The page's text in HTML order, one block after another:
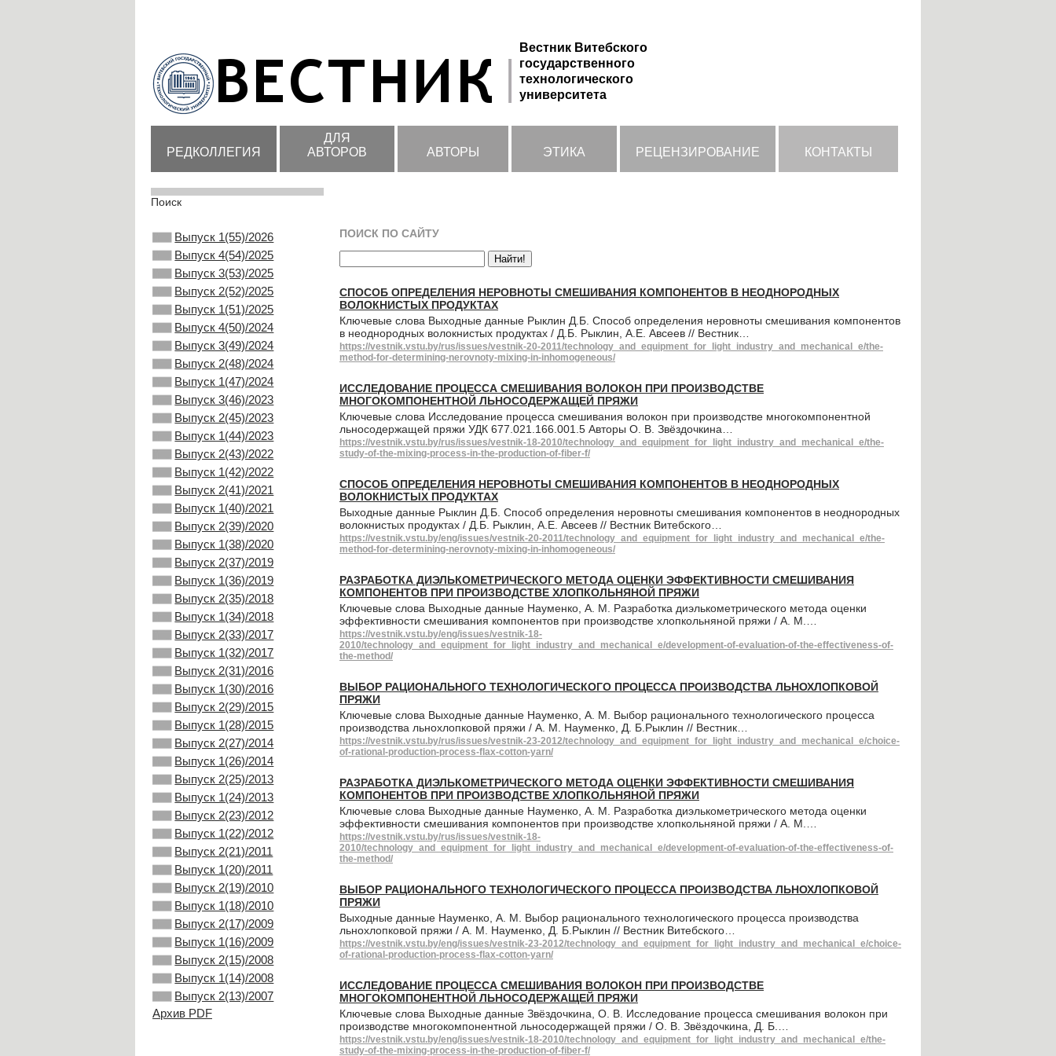
Вестник Витебского
государственного
технологического
университета
РЕДКОЛЛЕГИЯ
ДЛЯ
АВТОРОВ
АВТОРЫ ЭТИКА РЕЦЕНЗИРОВАНИЕ КОНТАКТЫ
Поиск
Выпуск 1(55)/2026
Выпуск 4(54)/2025
Выпуск 3(53)/2025
Выпуск 2(52)/2025
Выпуск 1(51)/2025
Выпуск 4(50)/2024
Выпуск 3(49)/2024
Выпуск 2(48)/2024
Выпуск 1(47)/2024
Выпуск 3(46)/2023
Выпуск 2(45)/2023
Выпуск 1(44)/2023
Выпуск 2(43)/2022
Выпуск 1(42)/2022
Выпуск 2(41)/2021
Выпуск 1(40)/2021
Выпуск 2(39)/2020
Выпуск 1(38)/2020
Выпуск 2(37)/2019
Выпуск 1(36)/2019
Выпуск 2(35)/2018
Выпуск 1(34)/2018
Выпуск 2(33)/2017
Выпуск 1(32)/2017
Выпуск 2(31)/2016
Выпуск 1(30)/2016
Выпуск 2(29)/2015
Выпуск 1(28)/2015
Выпуск 2(27)/2014
Выпуск 1(26)/2014
Выпуск 2(25)/2013
Выпуск 1(24)/2013
Выпуск 2(23)/2012
Выпуск 1(22)/2012
Выпуск 2(21)/2011
Выпуск 1(20)/2011
Выпуск 2(19)/2010
Выпуск 1(18)/2010
Выпуск 2(17)/2009
Выпуск 1(16)/2009
Выпуск 2(15)/2008
Выпуск 1(14)/2008
Выпуск 2(13)/2007
Архив PDF
ПОИСК ПО САЙТУ
СПОСОБ ОПРЕДЕЛЕНИЯ НЕРОВНОТЫ СМЕШИВАНИЯ КОМПОНЕНТОВ В НЕОДНОРОДНЫХ
ВОЛОКНИСТЫХ ПРОДУКТАХ
Ключевые слова Выходные данные Рыклин Д.Б. Способ определения неровноты смешивания компонентов
в неоднородных волокнистых продуктах / Д.Б. Рыклин, А.Е. Авсеев // Вестник…
https://vestnik.vstu.by/rus/issues/vestnik-20-2011/technology_and_equipment_for_light_industry_and_mechanical_e/the-
method-for-determining-nerovnoty-mixing-in-inhomogeneous/
ИССЛЕДОВАНИЕ ПРОЦЕССА СМЕШИВАНИЯ ВОЛОКОН ПРИ ПРОИЗВОДСТВЕ
МНОГОКОМПОНЕНТНОЙ ЛЬНОСОДЕРЖАЩЕЙ ПРЯЖИ
Ключевые слова Исследование процесса смешивания волокон при производстве многокомпонентной
льносодержащей пряжи УДК 677.021.166.001.5 Авторы О. В. Звёздочкина…
https://vestnik.vstu.by/rus/issues/vestnik-18-2010/technology_and_equipment_for_light_industry_and_mechanical_e/the-
study-of-the-mixing-process-in-the-production-of-fiber-f/
СПОСОБ ОПРЕДЕЛЕНИЯ НЕРОВНОТЫ СМЕШИВАНИЯ КОМПОНЕНТОВ В НЕОДНОРОДНЫХ
ВОЛОКНИСТЫХ ПРОДУКТАХ
Выходные данные Рыклин Д.Б. Способ определения неровноты смешивания компонентов в неоднородных
волокнистых продуктах / Д.Б. Рыклин, А.Е. Авсеев // Вестник Витебского…
https://vestnik.vstu.by/eng/issues/vestnik-20-2011/technology_and_equipment_for_light_industry_and_mechanical_e/the-
method-for-determining-nerovnoty-mixing-in-inhomogeneous/
РАЗРАБОТКА ДИЭЛЬКОМЕТРИЧЕСКОГО МЕТОДА ОЦЕНКИ ЭФФЕКТИВНОСТИ СМЕШИВАНИЯ
КОМПОНЕНТОВ ПРИ ПРОИЗВОДСТВЕ ХЛОПКОЛЬНЯНОЙ ПРЯЖИ
Ключевые слова Выходные данные Науменко, А. М. Разработка диэлькометрического метода оценки
эффективности смешивания компонентов при производстве хлопкольняной пряжи / А. М.…
https://vestnik.vstu.by/eng/issues/vestnik-18-
2010/technology_and_equipment_for_light_industry_and_mechanical_e/development-of-evaluation-of-the-effectiveness-of-
the-method/
ВЫБОР РАЦИОНАЛЬНОГО ТЕХНОЛОГИЧЕСКОГО ПРОЦЕССА ПРОИЗВОДСТВА ЛЬНОХЛОПКОВОЙ
ПРЯЖИ
Ключевые слова Выходные данные Науменко, А. М. Выбор рационального технологического процесса
производства льнохлопковой пряжи / А. М. Науменко, Д. Б.Рыклин // Вестник…
https://vestnik.vstu.by/rus/issues/vestnik-23-2012/technology_and_equipment_for_light_industry_and_mechanical_e/choice-
of-rational-production-process-flax-cotton-yarn/
РАЗРАБОТКА ДИЭЛЬКОМЕТРИЧЕСКОГО МЕТОДА ОЦЕНКИ ЭФФЕКТИВНОСТИ СМЕШИВАНИЯ
КОМПОНЕНТОВ ПРИ ПРОИЗВОДСТВЕ ХЛОПКОЛЬНЯНОЙ ПРЯЖИ
Ключевые слова Выходные данные Науменко, А. М. Разработка диэлькометрического метода оценки
эффективности смешивания компонентов при производстве хлопкольняной пряжи / А. М.…
https://vestnik.vstu.by/rus/issues/vestnik-18-
2010/technology_and_equipment_for_light_industry_and_mechanical_e/development-of-evaluation-of-the-effectiveness-of-
the-method/
ВЫБОР РАЦИОНАЛЬНОГО ТЕХНОЛОГИЧЕСКОГО ПРОЦЕССА ПРОИЗВОДСТВА ЛЬНОХЛОПКОВОЙ
ПРЯЖИ
Выходные данные Науменко, А. М. Выбор рационального технологического процесса производства
льнохлопковой пряжи / А. М. Науменко, Д. Б.Рыклин // Вестник Витебского…
https://vestnik.vstu.by/eng/issues/vestnik-23-2012/technology_and_equipment_for_light_industry_and_mechanical_e/choice-
of-rational-production-process-flax-cotton-yarn/
ИССЛЕДОВАНИЕ ПРОЦЕССА СМЕШИВАНИЯ ВОЛОКОН ПРИ ПРОИЗВОДСТВЕ
МНОГОКОМПОНЕНТНОЙ ЛЬНОСОДЕРЖАЩЕЙ ПРЯЖИ
Ключевые слова Выходные данные Звёздочкина, О. В. Исследование процесса смешивания волокон при
производстве многокомпонентной льносодержащей пряжи / О. В. Звёздочкина, Д. Б.…
https://vestnik.vstu.by/eng/issues/vestnik-18-2010/technology_and_equipment_for_light_industry_and_mechanical_e/the-
study-of-the-mixing-process-in-the-production-of-fiber-f/